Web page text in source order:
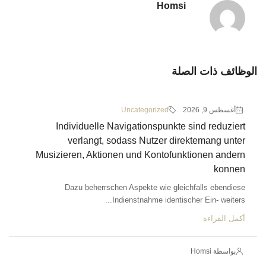
Homsi
الوظائف ذات الصلة
أغسطس 9, 2026 Uncategorized
Individuelle Navigationspunkte sind reduziert
verlangt, sodass Nutzer direktemang unter
Musizieren, Aktionen und Kontofunktionen andern
konnen
Dazu beherrschen Aspekte wie gleichfalls ebendiese
Indienstnahme identischer Ein- weiters...
أكمل القراءة
بواسطة Homsi